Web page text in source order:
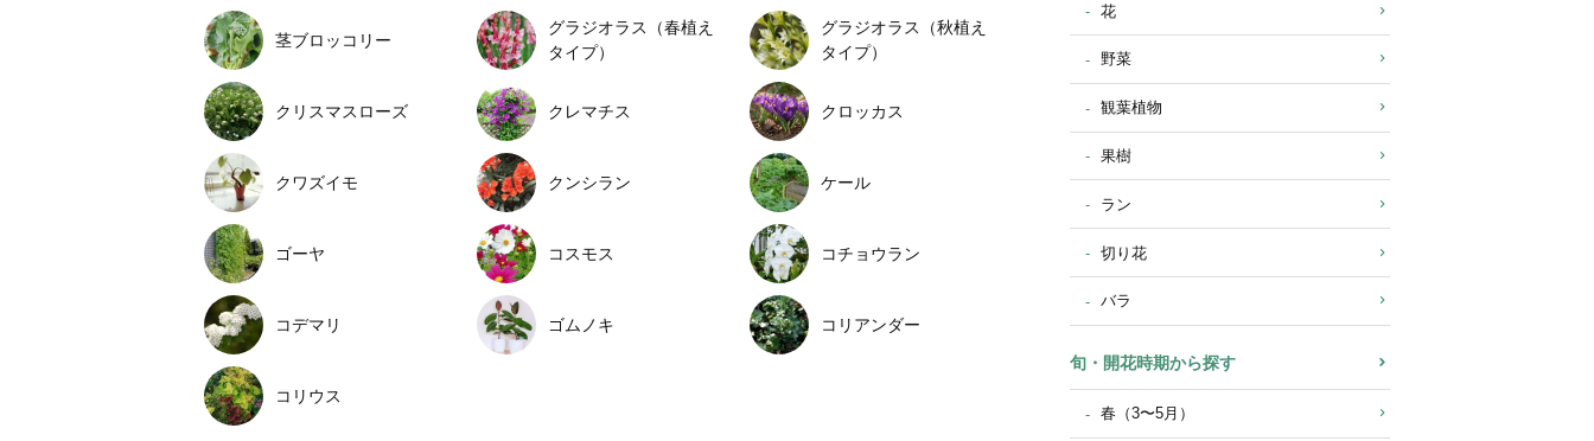
茎ブロッコリー
グラジオラス（春植え
タイプ）
グラジオラス（秋植え
タイプ）
クリスマスローズ クレマチス クロッカス
クワズイモ クンシラン ケール
ゴーヤ コスモス コチョウラン
コデマリ ゴムノキ コリアンダー
コリウス
花
野菜
観葉植物
果樹
ラン
切り花
バラ
旬・開花時期から探す
春（3〜5月）